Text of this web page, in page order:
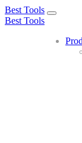
Best Tools
Toggle
Best Tools